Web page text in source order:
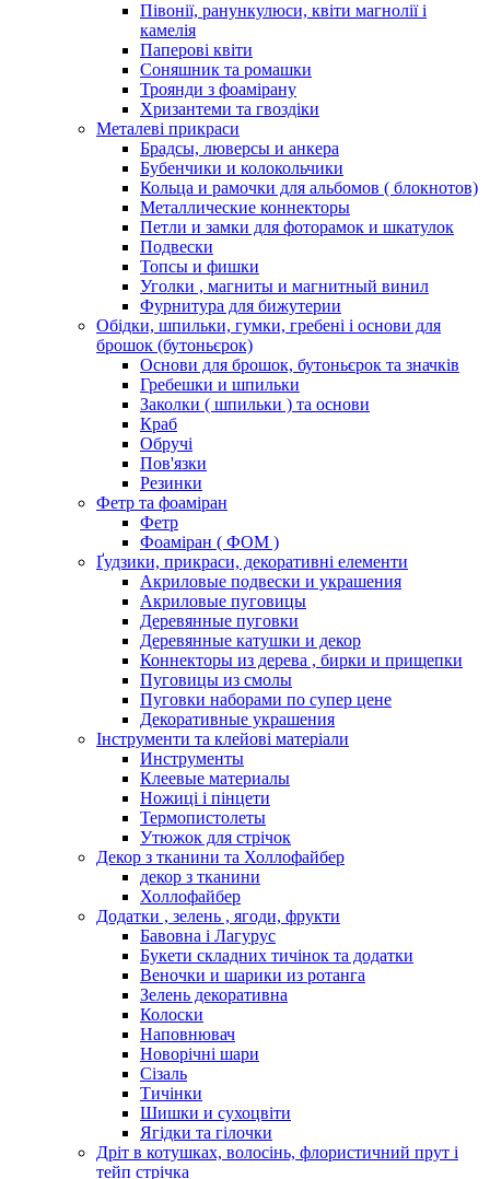
Півонії, ранункулюси, квіти магнолії і
камелія
Паперові квіти
Соняшник та ромашки
Троянди з фоамірану
Хризантеми та гвоздіки
Металеві прикраси
Брадсы, люверсы и анкера
Бубенчики и колокольчики
Кольца и рамочки для альбомов ( блокнотов)
Металлические коннекторы
Петли и замки для фоторамок и шкатулок
Подвески
Топсы и фишки
Уголки , магниты и магнитный винил
Фурнитура для бижутерии
Обідки, шпильки, гумки, гребені і основи для
брошок (бутоньєрок)
Основи для брошок, бутоньєрок та значків
Гребешки и шпильки
Заколки ( шпильки ) та основи
Краб
Обручі
Пов'язки
Резинки
Фетр та фоаміран
Фетр
Фоаміран ( ФОМ )
Ґудзики, прикраси, декоративні елементи
Акриловые подвески и украшения
Акриловые пуговицы
Деревянные пуговки
Деревянные катушки и декор
Коннекторы из дерева , бирки и прищепки
Пуговицы из смолы
Пуговки наборами по супер цене
Декоративные украшения
Інструменти та клейові матеріали
Инструменты
Клеевые материалы
Ножиці і пінцети
Термопистолеты
Утюжок для стрічок
Декор з тканини та Холлофайбер
декор з тканини
Холлофайбер
Додатки , зелень , ягоди, фрукти
Бавовна і Лагурус
Букети складних тичінок та додатки
Веночки и шарики из ротанга
Зелень декоративна
Колоски
Наповнювач
Новорічні шари
Сізаль
Тичінки
Шишки и сухоцвіти
Ягідки та гілочки
Дріт в котушках, волосінь, флористичний прут і
тейп стрічка